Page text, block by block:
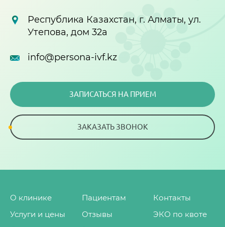
Республика Казахстан, г. Алматы, ул.
Утепова, дом 32а
info@persona-ivf.kz
ЗАПИСАТЬСЯ НА ПРИЕМ
ЗАКАЗАТЬ ЗВОНОК
О клинике
Услуги и цены
Пациентам
Отзывы
Контакты
ЭКО по квоте